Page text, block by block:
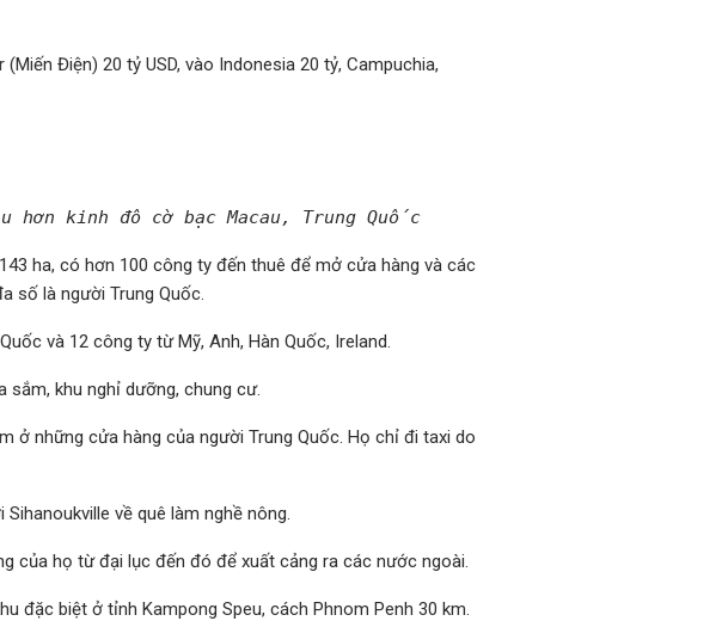
Điện) 20 tỷ USD, vào Indonesia 20 tỷ, Campuchia,
kinh đô cờ bạc Macau, Trung Quốc
ha, có hơn 100 công ty đến thuê để mở cửa hàng và các
số là người Trung Quốc.
và 12 công ty từ Mỹ, Anh, Hàn Quốc, Ireland.
khu nghỉ dưỡng, chung cư.
ở những cửa hàng của người Trung Quốc. Họ chỉ đi taxi do
về quê làm nghề nông.
của họ từ đại lục đến đó để xuất cảng ra các nước ngoài.
đặc biệt ở tỉnh Kampong Speu, cách Phnom Penh 30 km.